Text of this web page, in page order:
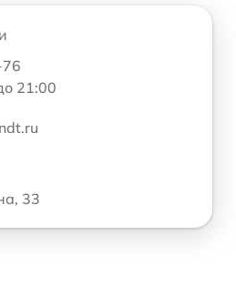
21:00
33